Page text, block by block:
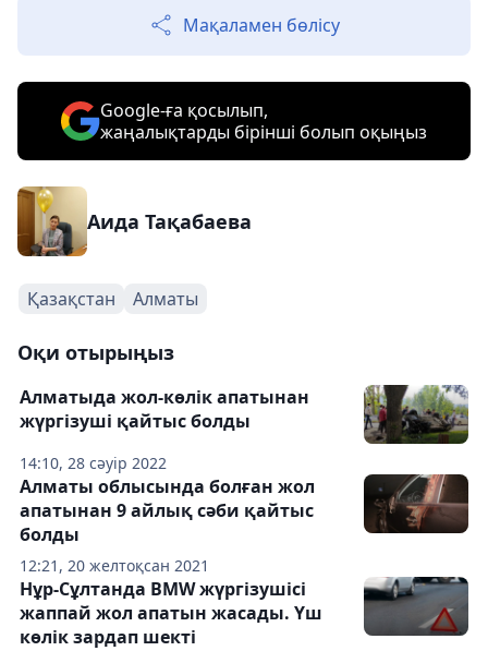
Мақаламен бөлісу
Google-ға қосылып,
жаңалықтарды бірінші болып оқыңыз
Аида Тақабаева
Қазақстан Алматы
Оқи отырыңыз
14:10, 28 сәуір 2022
Алматыда жол-көлік апатынан
жүргізуші қайтыс болды
12:21, 20 желтоқсан 2021
Алматы облысында болған жол
апатынан 9 айлық сәби қайтыс
болды
Нұр-Сұлтанда BMW жүргізушісі
жаппай жол апатын жасады. Үш
көлік зардап шекті